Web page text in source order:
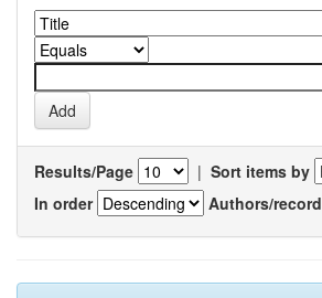
Results/Page | Sort items by
In order
Authors/record